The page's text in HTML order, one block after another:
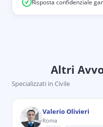
Risposta confidenziale
Altri
Specializzati in Civile
Valerio Olivieri
Roma